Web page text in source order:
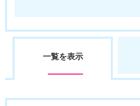
一覧を表示